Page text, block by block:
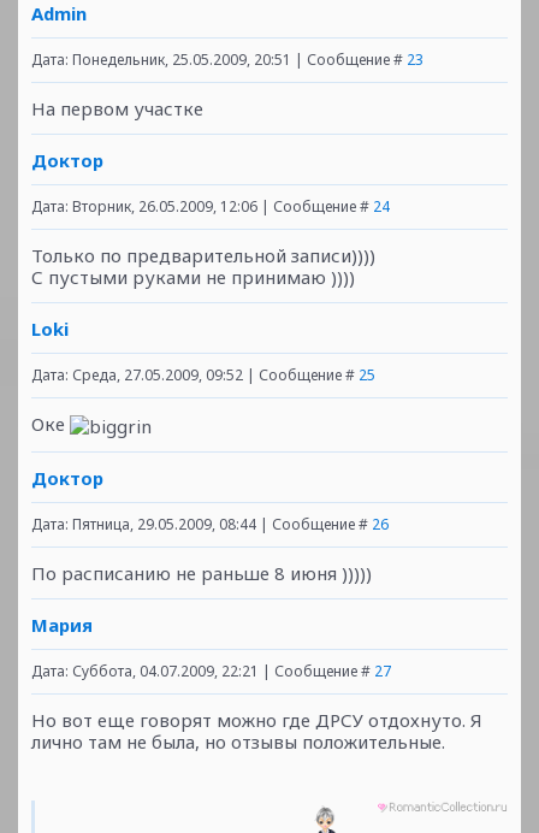
Admin
Дата: Понедельник, 25.05.2009, 20:51 | Сообщение # 23
На первом участке
Доктор
Дата: Вторник, 26.05.2009, 12:06 | Сообщение # 24
Только по предварительной записи))))
С пустыми руками не принимаю ))))
Loki
Дата: Среда, 27.05.2009, 09:52 | Сообщение # 25
Оке
Доктор
Дата: Пятница, 29.05.2009, 08:44 | Сообщение # 26
По расписанию не раньше 8 июня )))))
Мария
Дата: Суббота, 04.07.2009, 22:21 | Сообщение # 27
Но вот еще говорят можно где ДРСУ отдохнуто. Я
лично там не была, но отзывы положительные.